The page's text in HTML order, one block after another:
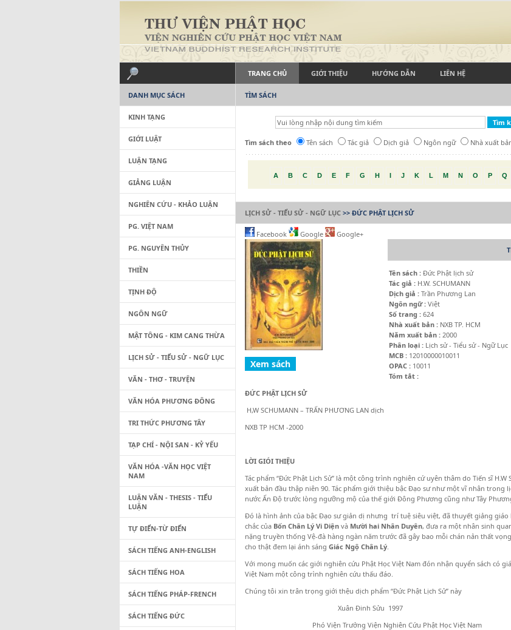
TRANG CHỦ GIỚI THIỆU HƯỚNG DẪN LIÊN HỆ
TÌM SÁCH
Tìm sách theo Tên sách Tác giả Dịch giả Ngôn ngữ Nhà xuất
A B C D E F G H I J K L M N O P Q
LỊCH SỬ - TIỂU SỬ - NGỮ LỤC >> ĐỨC PHẬT LỊCH SỬ
Facebook Google
Google+
Tên sách : Đức Phật lịch sử
Tác giả : H.W. SCHUMANN
Dịch giả : Trần Phương Lan
Ngôn ngữ : Việt
Số trang : 624
Nhà xuất bản : NXB TP. HCM
Năm xuất bản : 2000
Phân loại : Lịch sử - Tiểu sử - Ngữ Lục
MCB : 12010000010011
OPAC : 10011
Tóm tắt :
ĐỨC PHẬT LỊCH SỬ
H,W SCHUMANN – TRẤN PHƯƠNG LAN dịch
NXB TP HCM -2000
LỜI GIÓI THIỆU
Tác phẩm “Đức Phật Lịch Sử” là một công trình nghiên cứ uyên thâm do Tiến sĩ
xuất bản đầu thập niên 90. Tác phẩm giới thiệu bậc Đạo sư như một vĩ nhân
nước Ấn Độ trước lòng ngưỡng mộ của thế giới Đông Phương cũng như Tây
Đó là hình ảnh của bậc Đạo sư giản dị nhưng trí tuệ siêu việt, đã thuyết giảng giáo
chắc của Bốn Chân Lý Vi Diện và Mười hai Nhân Duyên, đưa ra một nhân sinh
nặng truyền thống Vệ-đà hàng ngàn năm trước đã gây bao mỗi chán nản thất
cho thật đem lại ánh sáng Giác Ngộ Chân Lý.
Với mong muốn các giới nghiên cứu Phật Học Việt Nam đón nhận quyển sách có
Việt Nam một công trình nghiên cứu thấu đáo.
Chúng tôi xin trân trọng giới thệu dịch phẩm “Đức Phật Lịch Sử” này
Xuân Đinh Sửu 1997
Phó Viện Trưởng Viện Nghiên Cứu Phật Học Việt Nam
DANH MỤC SÁCH
KINH TẠNG
GIỚI LUẬT
LUẬN TẠNG
GIẢNG LUẬN
NGHIÊN CỨU - KHẢO LUẬN
PG. VIỆT NAM
PG. NGUYÊN THỦY
THIỀN
TỊNH ĐỘ
NGÔN NGỮ
MẬT TÔNG - KIM CANG THỪA
LỊCH SỬ - TIỂU SỬ - NGỮ LỤC
VĂN - THƠ - TRUYỆN
VĂN HÓA PHƯƠNG ĐÔNG
TRI THỨC PHƯƠNG TÂY
TẠP CHÍ - NỘI SAN - KỶ YẾU
VĂN HÓA -VĂN HỌC VIỆT
NAM
LUẬN VĂN - THESIS - TIỂU
LUẬN
TỰ ĐIỂN-TỪ ĐIỂN
SÁCH TIẾNG ANH-ENGLISH
SÁCH TIẾNG HOA
SÁCH TIẾNG PHÁP-FRENCH
SÁCH TIẾNG ĐỨC